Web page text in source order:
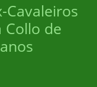
Cavaleiros
Collo de